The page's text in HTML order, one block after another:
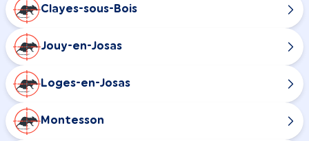
Clayes-sous-Bois
Jouy-en-Josas
Loges-en-Josas
Montesson